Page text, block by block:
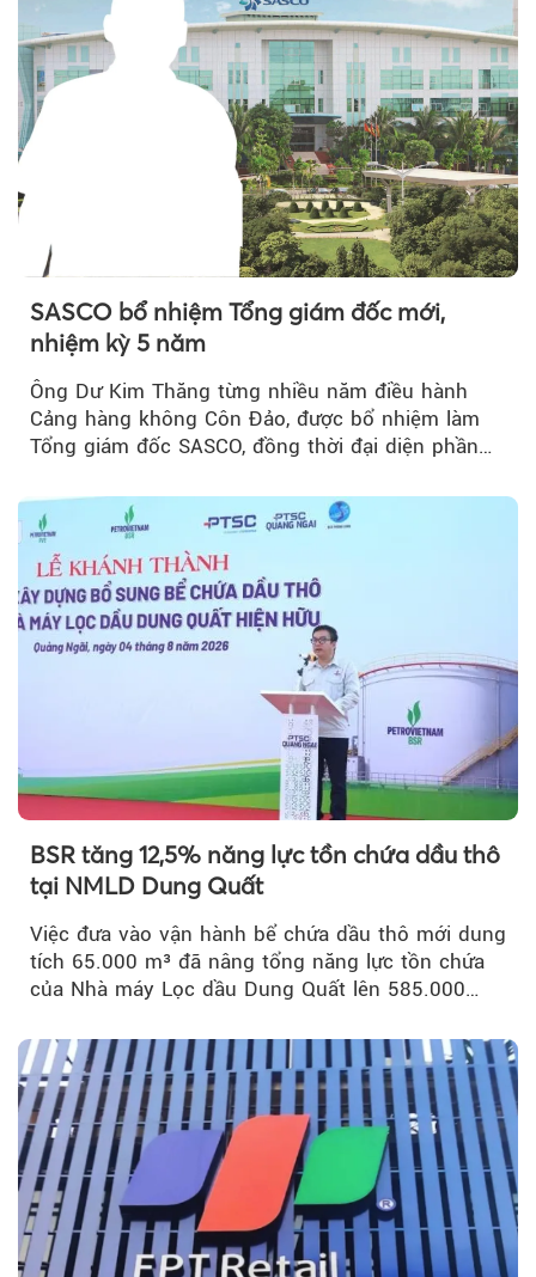
SASCO bổ nhiệm Tổng giám đốc mới,
nhiệm kỳ 5 năm
Ông Dư Kim Thăng từng nhiều năm điều hành
Cảng hàng không Côn Đảo, được bổ nhiệm làm
Tổng giám đốc SASCO, đồng thời đại diện phần
BSR tăng 12,5% năng lực tồn chứa dầu thô
tại NMLD Dung Quất
Việc đưa vào vận hành bể chứa dầu thô mới dung
tích 65.000 m³ đã nâng tổng năng lực tồn chứa
của Nhà máy Lọc dầu Dung Quất lên 585.000